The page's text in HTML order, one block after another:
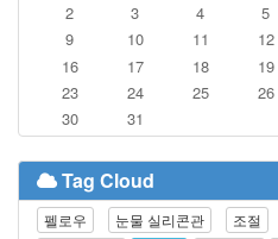
2
3 4 5
9
10 11 12
16
17 18 19
23
24 25 26
30
31
Tag Cloud
펠로우 눈물 실리콘관 조절